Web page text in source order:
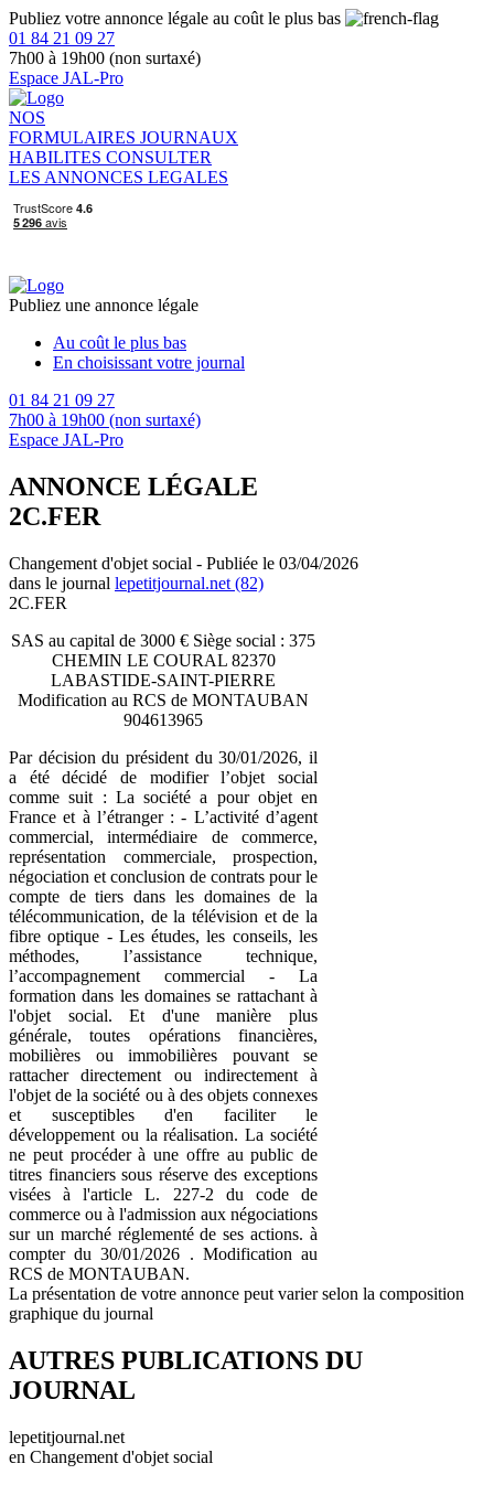
Publiez votre annonce légale au coût le plus bas
01 84 21 09 27
7h00 à 19h00 (non surtaxé)
Espace JAL-Pro
NOS
FORMULAIRES JOURNAUX
HABILITES CONSULTER
LES ANNONCES LEGALES
Publiez une annonce légale
Au coût le plus bas
En choisissant votre journal
01 84 21 09 27
7h00 à 19h00 (non surtaxé)
Espace JAL-Pro
ANNONCE LÉGALE
2C.FER
Changement d'objet social - Publiée le 03/04/2026
dans le journal lepetitjournal.net (82)
2C.FER
SAS au capital de 3000 € Siège social : 375
CHEMIN LE COURAL 82370
LABASTIDE-SAINT-PIERRE
Modification au RCS de MONTAUBAN
904613965
Par décision du président du 30/01/2026, il
a été décidé de modifier l’objet social
comme suit : La société a pour objet en
France et à l’étranger : - L’activité d’agent
commercial, intermédiaire de commerce,
représentation commerciale, prospection,
négociation et conclusion de contrats pour le
compte de tiers dans les domaines de la
télécommunication, de la télévision et de la
fibre optique - Les études, les conseils, les
méthodes, l’assistance technique,
l’accompagnement commercial - La
formation dans les domaines se rattachant à
l'objet social. Et d'une manière plus
générale, toutes opérations financières,
mobilières ou immobilières pouvant se
rattacher directement ou indirectement à
l'objet de la société ou à des objets connexes
et susceptibles d'en faciliter le
développement ou la réalisation. La société
ne peut procéder à une offre au public de
titres financiers sous réserve des exceptions
visées à l'article L. 227-2 du code de
commerce ou à l'admission aux négociations
sur un marché réglementé de ses actions. à
compter du 30/01/2026 . Modification au
RCS de MONTAUBAN.
La présentation de votre annonce peut varier selon la composition
graphique du journal
AUTRES PUBLICATIONS DU
JOURNAL
lepetitjournal.net
en Changement d'objet social